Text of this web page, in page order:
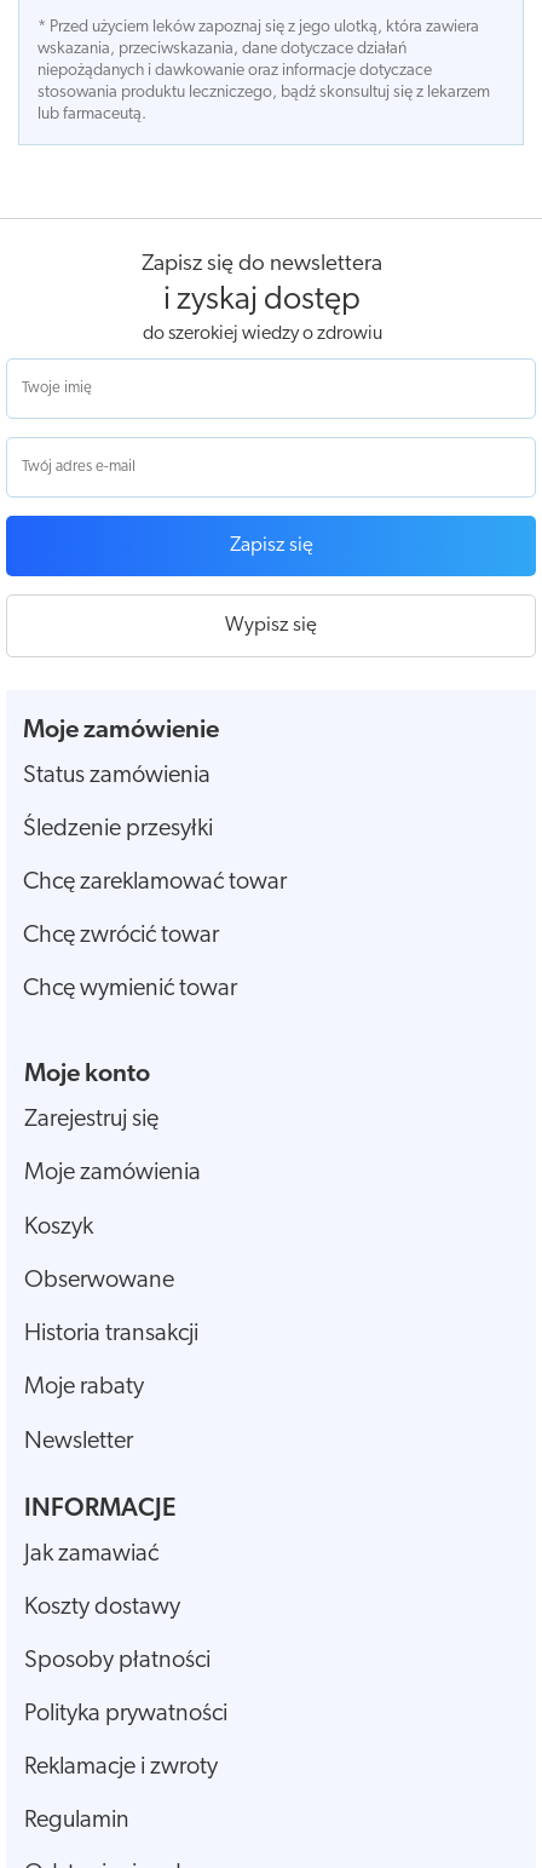
* Przed użyciem leków zapoznaj się z jego ulotką, która zawiera
wskazania, przeciwskazania, dane dotyczace działań
niepożądanych i dawkowanie oraz informacje dotyczace
stosowania produktu leczniczego, bądź skonsultuj się z lekarzem
lub farmaceutą.
Zapisz się do newslettera
i zyskaj dostęp
do szerokiej wiedzy o zdrowiu
Zapisz się
Wypisz się
Moje zamówienie
Status zamówienia
Śledzenie przesyłki
Chcę zareklamować towar
Chcę zwrócić towar
Chcę wymienić towar
Moje konto
Zarejestruj się
Moje zamówienia
Koszyk
Obserwowane
Historia transakcji
Moje rabaty
Newsletter
INFORMACJE
Jak zamawiać
Koszty dostawy
Sposoby płatności
Polityka prywatności
Reklamacje i zwroty
Regulamin